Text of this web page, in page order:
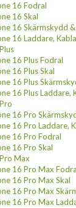
16 Fodral
16 Skal
16 Skärmskydd
16 Laddare,
16 Plus Fodral
16 Plus Skal
16 Plus
16 Plus Laddare,
16 Pro
16 Pro Laddare,
16 Pro Fodral
16 Pro Skal
Max
16 Pro Max
16 Pro Max Skal
16 Pro Max
16 Pro Max